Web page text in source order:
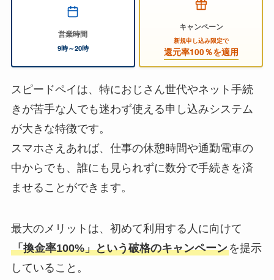
営業時間
9時～20時
キャンペーン
新規申し込み限定で
還元率100％を適用
スピードペイは、特におじさん世代やネット手続
きが苦手な人でも迷わず使える申し込みシステム
が大きな特徴です。
スマホさえあれば、仕事の休憩時間や通勤電車の
中からでも、誰にも見られずに数分で手続きを済
ませることができます。
最大のメリットは、初めて利用する人に向けて
「換金率100%」という破格のキャンペーンを提示
していること。